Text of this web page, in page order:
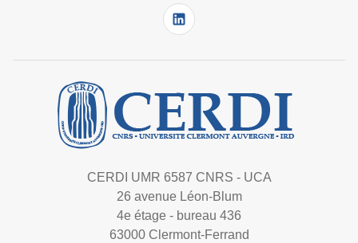
CERDI UMR 6587 CNRS - UCA
26 avenue Léon-Blum
4e étage - bureau 436
63000 Clermont-Ferrand